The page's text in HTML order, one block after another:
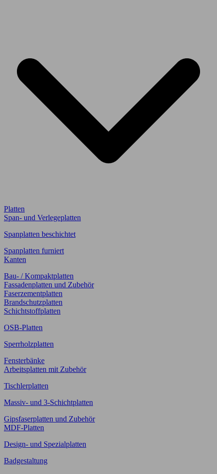
Platten
Span- und Verlegeplatten
Spanplatten beschichtet
Spanplatten furniert
Kanten
Bau- / Kompaktplatten
Fassadenplatten und Zubehör
Faserzementplatten
Brandschutzplatten
Schichtstoffplatten
OSB-Platten
Sperrholzplatten
Fensterbänke
Arbeitsplatten mit Zubehör
Tischlerplatten
Massiv- und 3-Schichtplatten
Gipsfaserplatten und Zubehör
MDF-Platten
Design- und Spezialplatten
Badgestaltung